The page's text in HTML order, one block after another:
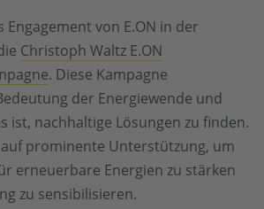
Engagement von E.ON in der
Christoph Waltz E.ON
. Diese Kampagne
der Energiewende und
ist, nachhaltige Lösungen zu finden.
auf prominente Unterstützung, um
erneuerbare Energien zu stärken
zu sensibilisieren.